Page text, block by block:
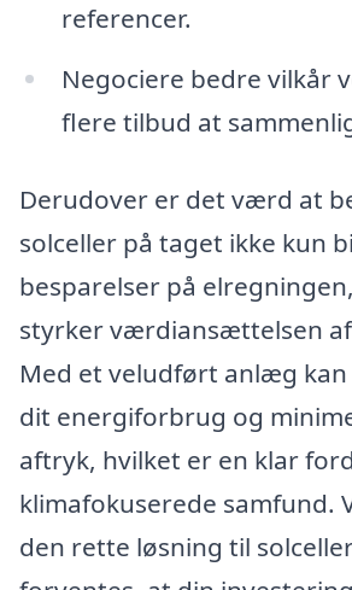
referencer.
Negociere bedre vilkår
flere tilbud at
Derudover er det værd at
solceller på taget ikke kun
besparelser på
styrker værdiansættelsen
Med et veludført anlæg
dit energiforbrug og
aftryk, hvilket er en klar
klimafokuserede samfund.
den rette løsning til